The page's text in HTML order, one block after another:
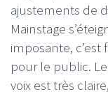
ajustements de
Mainstage
imposante,
pour le public.
voix est très